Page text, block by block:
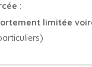
:
limitée